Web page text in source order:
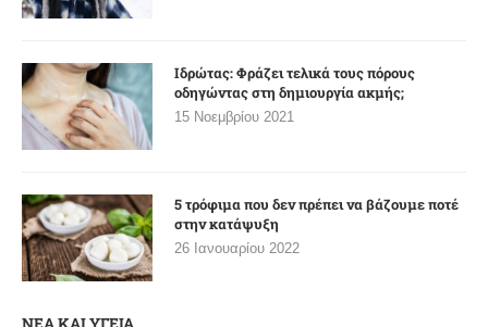
Ιδρώτας: Φράζει τελικά τους πόρους
οδηγώντας στη δημιουργία ακμής;
15 Νοεμβρίου 2021
5 τρόφιμα που δεν πρέπει να βάζουμε ποτέ
στην κατάψυξη
26 Ιανουαρίου 2022
ΝΕΑ ΚΑΙ ΥΓΕΙΑ